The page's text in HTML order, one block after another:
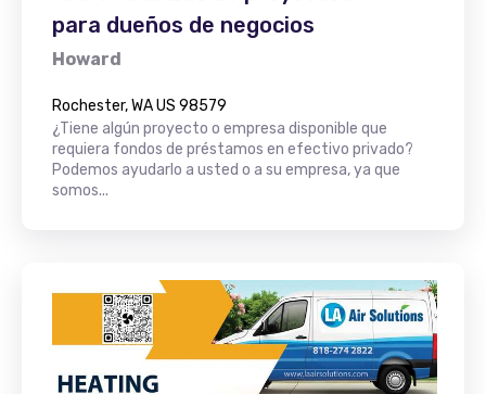
para dueños de negocios
Howard
Rochester, WA US 98579
¿Tiene algún proyecto o empresa disponible que
requiera fondos de préstamos en efectivo privado?
Podemos ayudarlo a usted o a su empresa, ya que
somos...